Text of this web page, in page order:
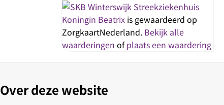
Streekziekenhuis
Koningin Beatrix is gewaardeerd op
ZorgkaartNederland. Bekijk alle
waarderingen ofplaats een waardering
Over deze website